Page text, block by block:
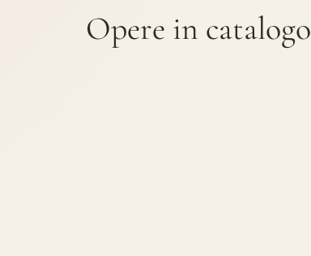
Opere in catalogo